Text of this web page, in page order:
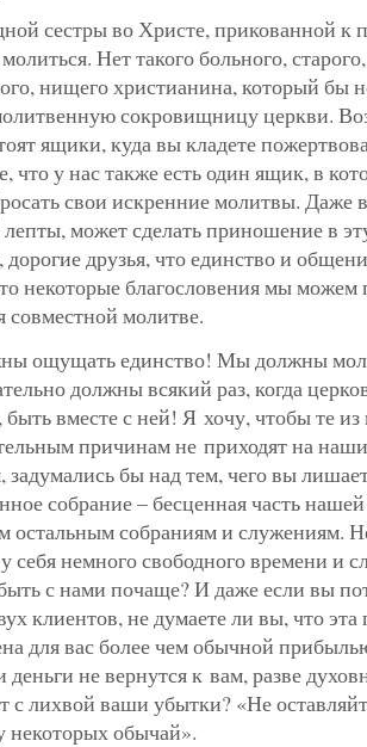
сестры во Христе, прикованной к
Нет такого больного,
нищего хрис­тианина, который бы
сокровищницу церк­ви.
ящики, куда вы кладете
что у нас также есть один ящик, в
свои искренние молитвы. Даже
может сделать приношение в
друзья, что единство и
некоторые благословения мы
совместной молитве.
ощущать единство! Мы должны
должны всякий раз, когда
вместе с ней! Я хочу, чтобы те из
причинам не приходят на
задумались бы над тем, чего вы
собрание – бесценная часть
остальным собраниям и служениям.
себя немного сво­бодного времени и
с нами почаще? И даже если вы
клиентов, не думаете ли вы, что эта
для вас более чем обычной
деньги не вернутся к вам, разве
с лихвой ваши убытки? «Не
некоторых обычай».